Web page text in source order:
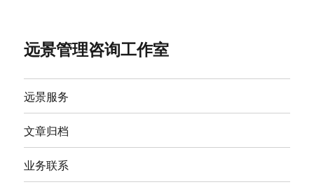
远景管理咨询工作室
远景服务
文章归档
业务联系